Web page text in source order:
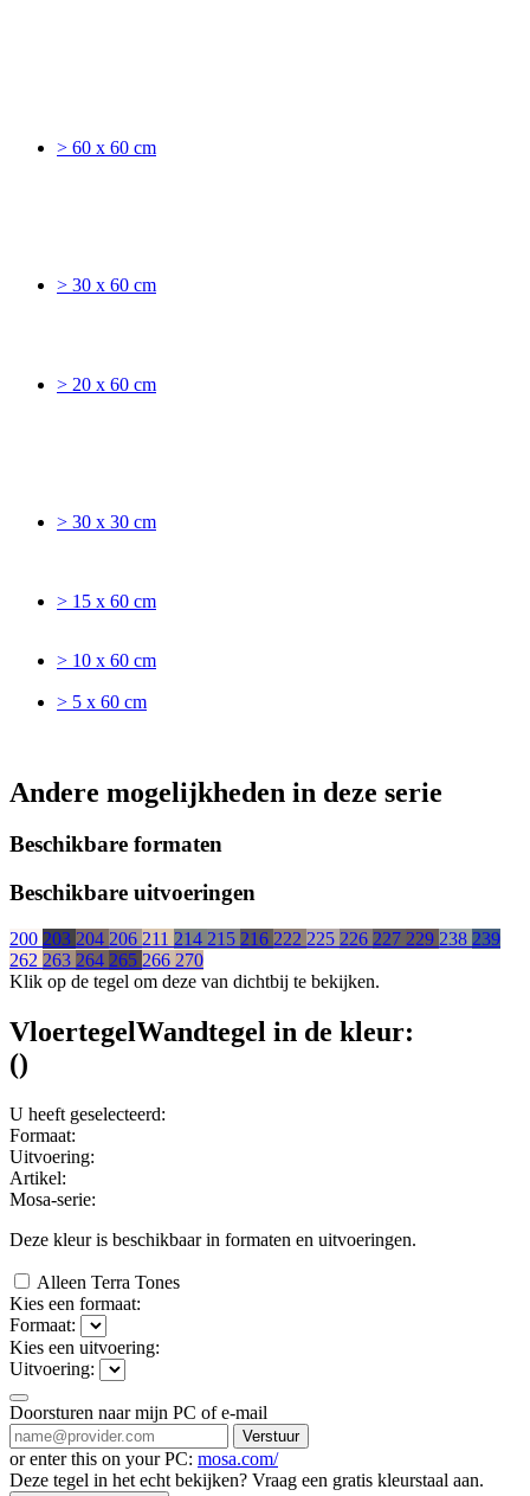
> 60 x 60 cm
> 30 x 60 cm
> 20 x 60 cm
> 30 x 30 cm
> 15 x 60 cm
> 10 x 60 cm
> 5 x 60 cm
Andere mogelijkheden in deze serie
Beschikbare formaten
Beschikbare uitvoeringen
200 203 204 206 211 214 215 216 222 225 226 227 229 238 239
262 263 264 265 266 270
Klik op de tegel om deze van dichtbij te bekijken.
VloertegelWandtegel in de kleur:
()
U heeft geselecteerd:
Formaat:
Uitvoering:
Artikel:
Mosa-serie:
Deze kleur is beschikbaar in formaten en uitvoeringen.
Alleen Terra Tones
Kies een formaat:
Formaat:
Kies een uitvoering:
Uitvoering:
Doorsturen naar mijn PC of e-mail
Verstuur
or enter this on your PC: mosa.com/
Deze tegel in het echt bekijken? Vraag een gratis kleurstaal aan.